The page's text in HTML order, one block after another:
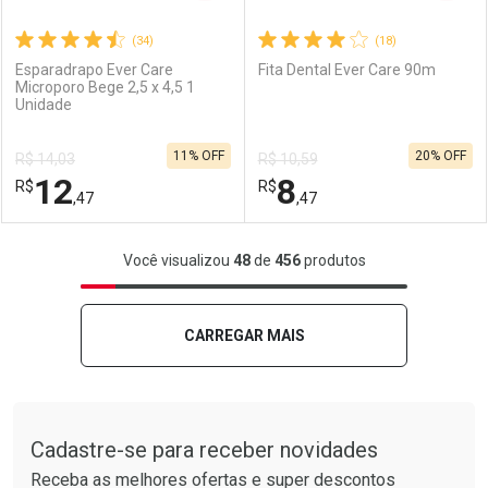
Comprar sem Desconto
Por R$ 11,69/cada
Comprar sem Desconto
Por R$ 11,69/cada
Comprar sem Desconto
Por R$ 9,11/cada
Comprar sem Desconto
Por R$ 9,11/cada
(34)
Esparadrapo Ever Care
Microporo Bege 2,5 x 4,5 1
Unidade
R$ 14,03
R$12,47
11% OFF
FECHAR
Laboratório
FECHAR
Por Menos
(18)
Fita Dental Ever Care 90m
R$ 10,59
R$8,47
20% OFF
Laboratório
Por Menos
Você visualizou 48de 456produtos
CARREGAR MAIS
Cadastre-se para receber novidades
Receba as melhores ofertas e super descontos